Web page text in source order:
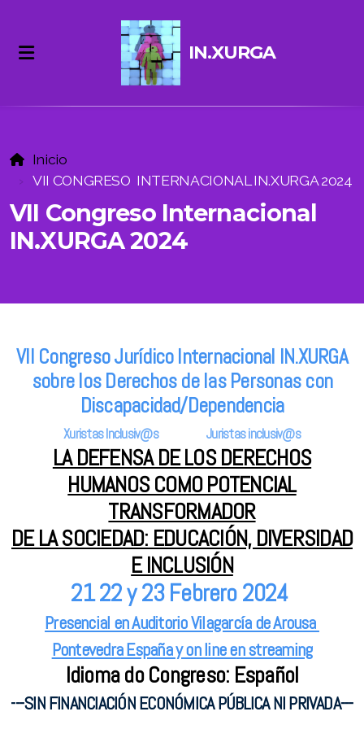
IN.XURGA
Inicio
VII CONGRESO INTERNACIONAL IN.XURGA 2024
VII Congreso Internacional
IN.XURGA 2024
VII Congreso Jurídico Internacional IN.XURGA
sobre los Derechos de las Personas con
Discapacidad/Dependencia
Xuristas Inclusiv@s Juristas inclusiv@s
LA DEFENSA DE LOS DERECHOS
HUMANOS COMO POTENCIAL
TRANSFORMADOR
DE LA SOCIEDAD: EDUCACIÓN, DIVERSIDAD
E INCLUSIÓN
21 22 y 23 Febrero 2024
Presencial en Auditorio Vilagarcía de Arousa
Pontevedra España y on line en streaming
Idioma do Congreso: Español
---SIN FINANCIACIÓN ECONÓMICA PÚBLICA NI PRIVADA---
Sobre la Revista
Envíos. Instrucciones.
NÚMEROS PUBLICADOS
Nº 1 HARMONÍAS
Nº 2 HARMONÍAS
Nº 3 HARMONÍAS
Nº 4 HARMONÍAS
Nº 5 HARMONÍAS
Nº 6 HARMONÍAS
Nº 7 HARMONÍAS